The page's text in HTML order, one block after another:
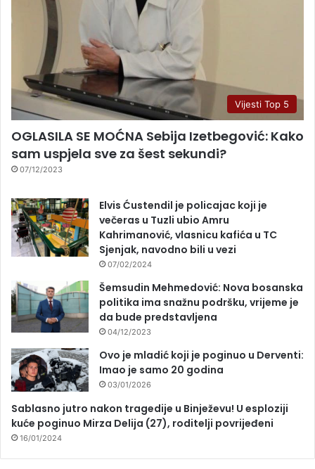
Vijesti Top 5
OGLASILA SE MOĆNA Sebija Izetbegović: Kako
sam uspjela sve za šest sekundi?
07/12/2023
Elvis Ćustendil je policajac koji je
večeras u Tuzli ubio Amru
Kahrimanović, vlasnicu kafića u TC
Sjenjak, navodno bili u vezi
07/02/2024
Šemsudin Mehmedović: Nova bosanska
politika ima snažnu podršku, vrijeme je
da bude predstavljena
04/12/2023
Ovo je mladić koji je poginuo u Derventi:
Imao je samo 20 godina
03/01/2026
Sablasno jutro nakon tragedije u Binježevu! U esploziji
kuće poginuo Mirza Delija (27), roditelji povrijeđeni
16/01/2024